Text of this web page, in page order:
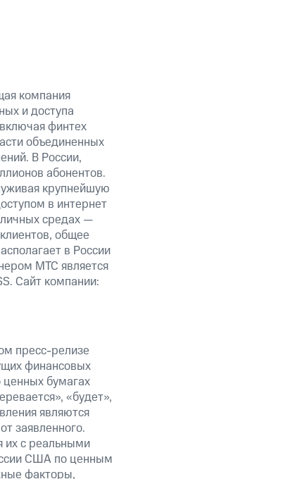
компания
и доступа
финтех
объединенных
В России,
абонентов.
крупнейшую
в интернет
средах —
общее
в России
МТС является
Сайт компании:
пресс-релизе
финансовых
бумагах
«будет»,
являются
заявленного.
их с реальными
США по ценным
факторы,